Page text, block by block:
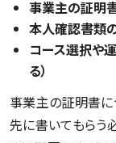
事業主の証明
本人確認書類
コース選択や
る）
事業主の証明書に
先に書いてもらう